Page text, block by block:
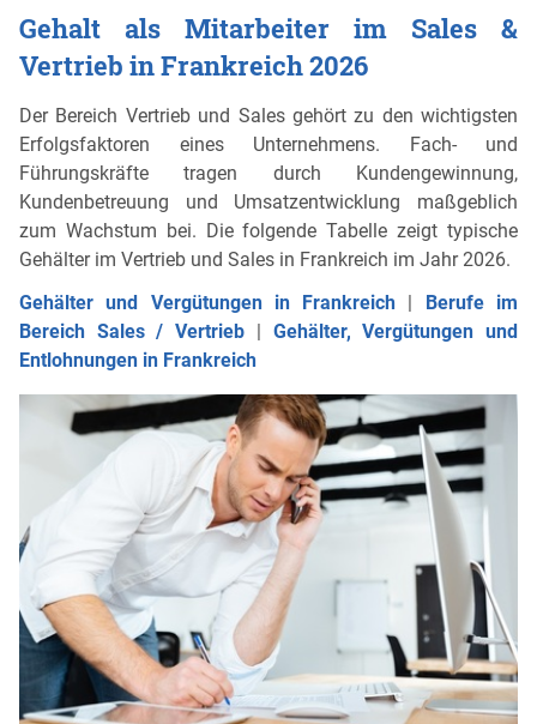
Gehalt als Mitarbeiter im Sales &
Vertrieb in Frankreich 2026
Der Bereich Vertrieb und Sales gehört zu den wichtigsten
Erfolgsfaktoren eines Unternehmens. Fach- und
Führungskräfte tragen durch Kundengewinnung,
Kundenbetreuung und Umsatzentwicklung maßgeblich
zum Wachstum bei. Die folgende Tabelle zeigt typische
Gehälter im Vertrieb und Sales in Frankreich im Jahr 2026.
Gehälter und Vergütungen in Frankreich
Berufe im
Bereich Sales / Vertrieb
Gehälter, Vergütungen und
Entlohnungen in Frankreich